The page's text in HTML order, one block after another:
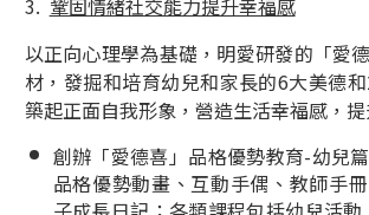
3. 鞏固情緒社交能力提升幸福感
以正向心理學為基礎，明愛研發的「愛
材，發掘和培育幼兒和家長的6大美德和
築起正面自我形象，營造生活幸福感，提
創辦「愛德喜」品格優勢教育-幼兒
品格優勢動畫、互動手偶、教師手